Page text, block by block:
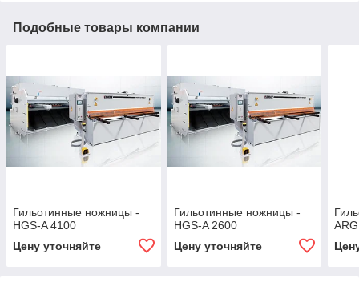
Подобные товары компании
Гильотинные ножницы -
HGS-A 4100
Цену уточняйте
Гильотинные ножницы -
HGS-A 2600
Цену уточняйте